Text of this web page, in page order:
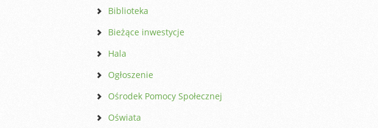
Biblioteka
Bieżące inwestycje
Hala
Ogłoszenie
Ośrodek Pomocy Społecznej
Oświata